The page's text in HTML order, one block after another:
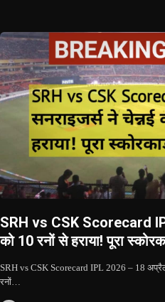
SRH vs CSK Scorecard
को 10 रनों से हराया! पूरा
SRH vs CSK Scorecard IPL 2026 – 18
रनों…